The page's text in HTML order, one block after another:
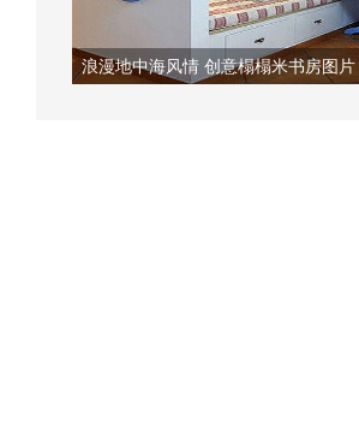
浪漫地中海风情 创意榻榻米书房图片